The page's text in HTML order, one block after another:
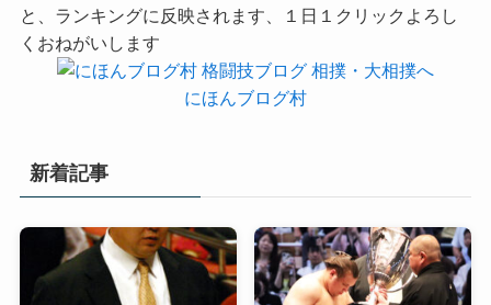
と、ランキングに反映されます、１日１クリックよろし
くおねがいします
にほんブログ村
新着記事